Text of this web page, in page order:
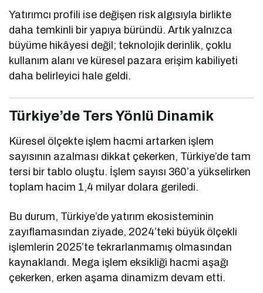
Yatırımcı profili ise değişen risk algısıyla birlikte
daha temkinli bir yapıya büründü. Artık yalnızca
büyüme hikâyesi değil; teknolojik derinlik, çoklu
kullanım alanı ve küresel pazara erişim kabiliyeti
daha belirleyici hale geldi.
Türkiye’de Ters Yönlü Dinamik
Küresel ölçekte işlem hacmi artarken işlem
sayısının azalması dikkat çekerken, Türkiye’de tam
tersi bir tablo oluştu. İşlem sayısı 360’a yükselirken
toplam hacim 1,4 milyar dolara geriledi.
Bu durum, Türkiye’de yatırım ekosisteminin
zayıflamasından ziyade, 2024’teki büyük ölçekli
işlemlerin 2025’te tekrarlanmamış olmasından
kaynaklandı. Mega işlem eksikliği hacmi aşağı
çekerken, erken aşama dinamizm devam etti.